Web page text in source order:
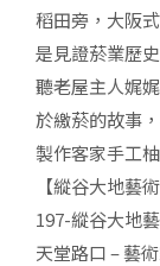
稻田旁，大阪
是見證菸業歷
聽老屋主人娓
於繳菸的故事
製作客家手工
【縱谷大地藝
197-縱谷大地
天堂路口 – 藝